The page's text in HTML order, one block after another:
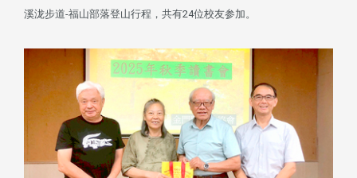
溪泷步道-福山部落登山行程，共有24位校友参加。